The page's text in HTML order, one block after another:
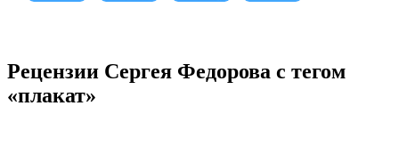
Рецензии Сергея Федорова с тегом
«плакат»